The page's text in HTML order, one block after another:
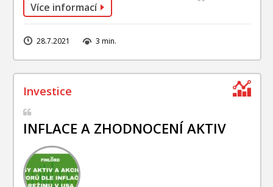
Více informací
28.7.2021 3 min.
INFLACE A ZHODNOCENÍ AKTIV